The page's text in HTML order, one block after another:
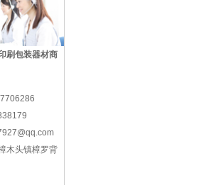
刷包装器材商
木头镇樟罗背